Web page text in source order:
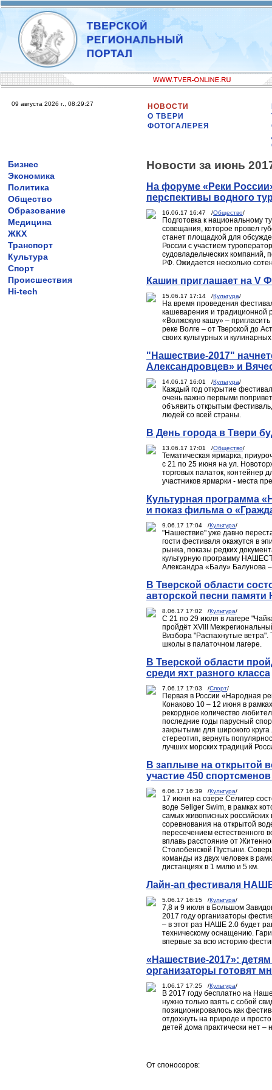
09 августа 2026 г., 08:29:27
НОВОСТИ
О ТВЕРИ
ФОТОГАЛЕРЕЯ
Бизнес
Экономика
Политика
Общество
Образование
Медицина
ЖКХ
Транспорт
Культура
Спорт
Происшествия
Hi-tech
Новости за июнь
На форуме «Реки
перспективы водного
16.06.17 16:47 /Общество/
Подготовка к национальному
совещания, которое провел
станет площадкой для
России с участием
судовладельческих компаний,
РФ. Ожидается несколько
Кашин приглашает на V
15.06.17 17:14 /Культура/
На время проведения
кашеварения и традиционной
«Волжскую кашу» –
реке Волге – от Тверской до
своих культурных и
"Нашествие-2017"
Александровцев» и
14.06.17 16:01 /Культура/
Каждый год открытие
очень важно первыми
объявить открытым
людей со всей страны.
В День города в Твери
13.06.17 17:01 /Общество/
Тематическая ярмарка,
с 21 по 25 июня на ул.
торговых палаток, контейнер
участников ярмарки - места
Культурная программа
и показ фильма о
9.06.17 17:04 /Культура/
"Нашествие" уже давно
гости фестиваля окажутся в
рынка, показы редких
культурную программу
Александра «Балу» Балунова
В Тверской области
авторской песни
8.06.17 17:02 /Культура/
С 21 по 29 июля в лагере
пройдёт XVIII
Визбора "Распахнутые
школы в палаточном лагере.
В Тверской области
среди яхт разного класса
7.06.17 17:03 /Спорт/
Первая в России «Народная
Конаково 10 – 12 июня в
рекордное количество
последние годы парусный
закрытыми для широкого
стереотип, вернуть
лучших морских традиций
В заплыве на открытой
участие 450
6.06.17 16:39 /Культура/
17 июня на озере Селигер
воде Seliger Swim, в рамках
самых живописных
соревнования на открытой
пересечением естественного
вплавь расстояние от
Столобенской Пустыни.
команды из двух человек в
дистанциях в 1 милю и 5 км.
Лайн-ап фестиваля
5.06.17 16:15 /Культура/
7,8 и 9 июля в Большом
2017 году организаторы
– в этот раз НАШЕ 2.0 будет
техническому оснащению.
впервые за всю историю
«Нашествие-2017»:
организаторы готовят
1.06.17 17:25 /Культура/
В 2017 году бесплатно на
нужно только взять с собой
позиционировалось как
отдохнуть на природе и
детей дома практически нет
От споносоров: